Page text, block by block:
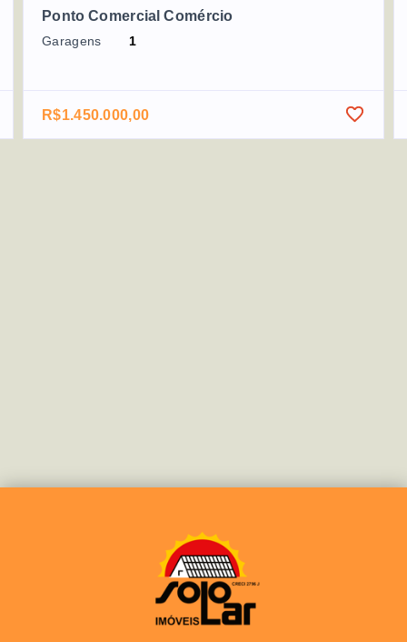
Ponto Comercial Comércio
Garagens 1
R$1.450.000,00